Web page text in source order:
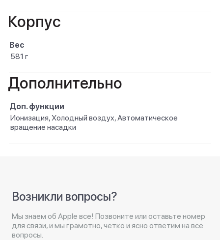
Корпус
Вес
581 г
Дополнительно
Доп. функции
Ионизация, Холодный воздух, Автоматическое
вращение насадки
Возникли вопросы?
Мы знаем об Apple все! Позвоните или оставьте номер
для связи, и мы грамотно, четко и ясно ответим на все
вопросы.